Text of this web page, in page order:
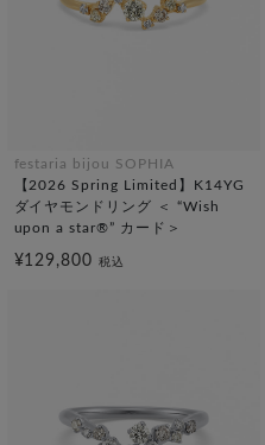
festaria bijou SOPHIA
【2026 Spring Limited】K14YG
ダイヤモンドリング ＜ “Wish
upon a star®” カード＞
¥129,800税込